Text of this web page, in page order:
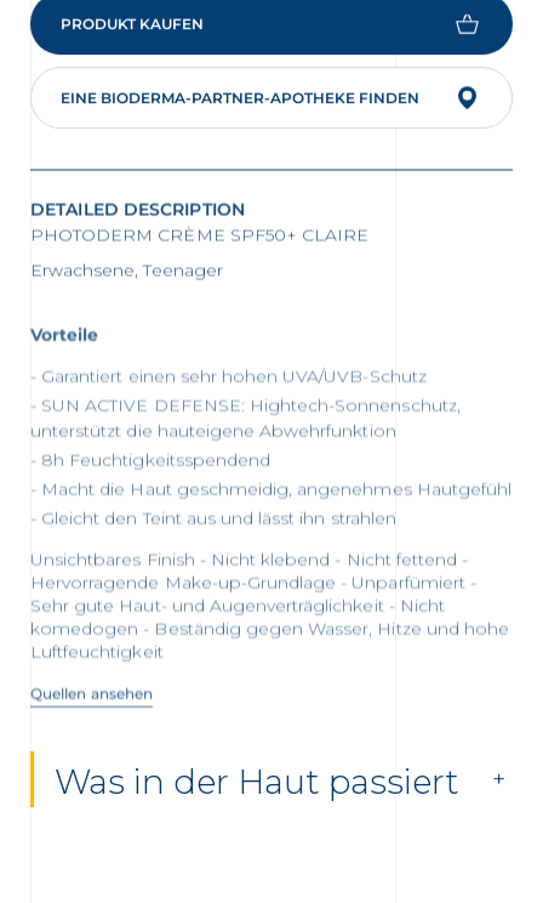
PRODUKT KAUFEN
EINE BIODERMA-PARTNER-APOTHEKE FINDEN
DETAILED DESCRIPTION
PHOTODERM CRÈME SPF50+ CLAIRE
Erwachsene, Teenager
SUN ACTIVE DEFENSE: Hightech-Sonnenschutz,
unterstützt die hauteigene Abwehrfunktion
8h Feuchtigkeitsspendend
Macht die Haut geschmeidig, angenehmes Hautgefühl
Gleicht den Teint aus und lässt ihn strahlen
Hervorragende Make-up-Grundlage - Unparfümiert -
Sehr gute Haut- und Augenverträglichkeit - Nicht
komedogen - Beständig gegen Wasser, Hitze und hohe
Luftfeuchtigkeit
Was in der Haut passiert